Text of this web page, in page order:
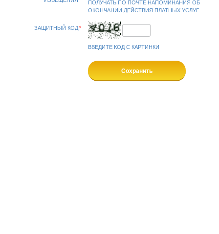
ПОЛУЧАТЬ ПО ПОЧТЕ НАПОМИНАНИЯ ОБ
ОКОНЧАНИИ ДЕЙСТВИЯ ПЛАТНЫХ УСЛУГ
ЗАЩИТНЫЙ КОД
ВВЕДИТЕ КОД С КАРТИНКИ